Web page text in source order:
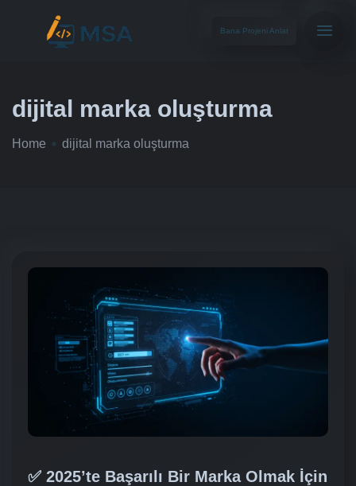
Bana Projeni Anlat
dijital marka oluşturma
Home dijital marka oluşturma
✅ 2025’te Başarılı Bir Marka Olmak İçin